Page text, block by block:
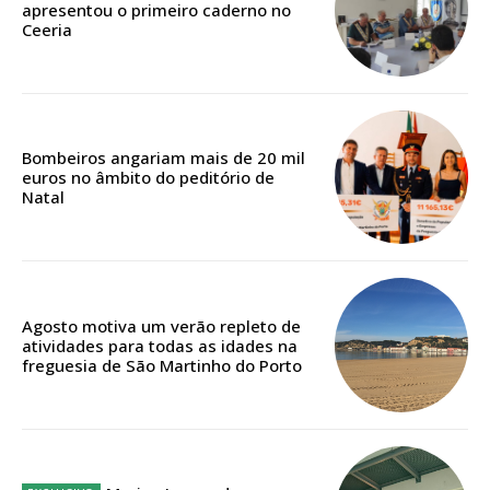
Escolha o plano de assinatura desejado:
ASSINATURA
IMPRESSA
Edição em papel entregue à Quinta-feira em sua
apresentou o primeiro caderno no
Ceeria
Bombeiros angariam mais de 20 mil
euros no âmbito do peditório de
Natal
Agosto motiva um verão repleto de
atividades para todas as idades na
freguesia de São Martinho do Porto